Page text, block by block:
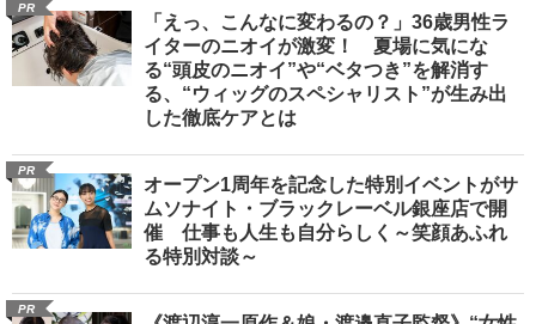
PR
「えっ、こんなに変わるの？」36歳男性ラ
イターのニオイが激変！ 夏場に気にな
る“頭皮のニオイ”や“ベタつき”を解消す
る、“ウィッグのスペシャリスト”が生み出
した徹底ケアとは
PR
オープン1周年を記念した特別イベントがサ
ムソナイト・ブラックレーベル銀座店で開
催 仕事も人生も自分らしく～笑顔あふれ
る特別対談～
PR